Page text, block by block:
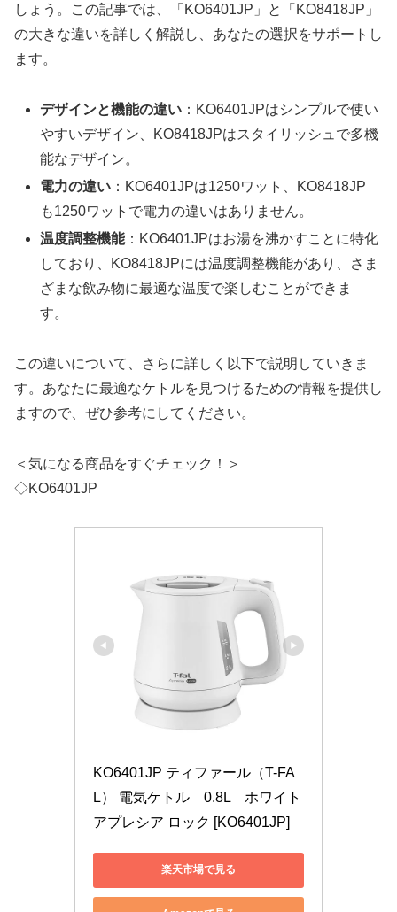
しょう。この記事では、「KO6401JP」と「KO8418JP」
の大きな違いを詳しく解説し、あなたの選択をサポートし
ます。
デザインと機能の違い ：KO6401JPはシンプルで使い
やすいデザイン、KO8418JPはスタイリッシュで多機
能なデザイン。
電力の違い ：KO6401JPは1250ワット、KO8418JP
も1250ワットで電力の違いはありません。
温度調整機能：KO6401JPはお湯を沸かすことに特化
しており、KO8418JPには温度調整機能があり、さま
ざまな飲み物に最適な温度で楽しむことができま
す。
この違いについて、さらに詳しく以下で説明していきま
す。あなたに最適なケトルを見つけるための情報を提供し
ますので、ぜひ参考にしてください。
＜気になる商品をすぐチェック！＞
◇KO6401JP
KO6401JP ティファール（T-FA
L） 電気ケトル　0.8L　ホワイト
アプレシア ロック [KO6401JP]
楽天市場で見る